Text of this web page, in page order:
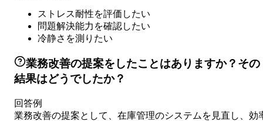
ストレス耐性を評価したい
問題解決能力を確認したい
冷静さを測りたい
業務改善の提案をしたことはありますか？その
結果はどうでしたか？
回答例
業務改善の提案として、在庫管理のシステムを見直し、効